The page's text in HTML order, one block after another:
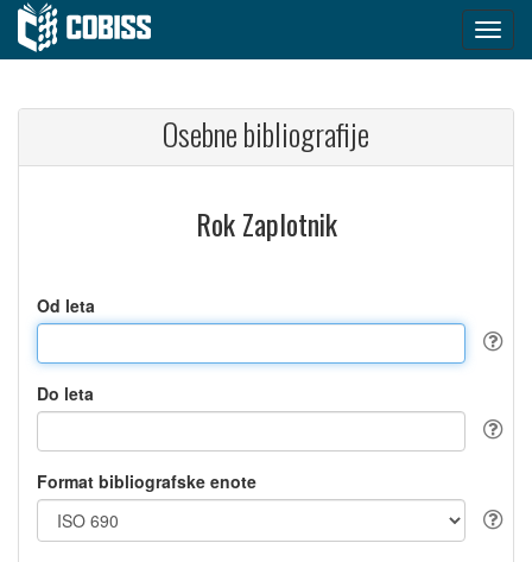
Osebne bibliografije
Rok Zaplotnik
Od leta
Do leta
Format bibliografske enote